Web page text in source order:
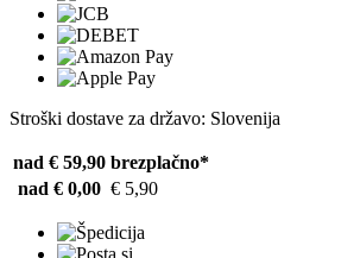
Stroški dostave za državo: Slovenija
nad € 59,90 brezplačno*
nad € 0,00 € 5,90